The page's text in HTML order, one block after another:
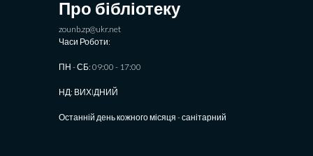
Про бібліотеку
zounb.zp@ukr.net
Часи Роботи:
ПН - СБ: 09:00 - 17:00
НД: ВИХIДНИЙ
Останній день кожного місяця - санітарний